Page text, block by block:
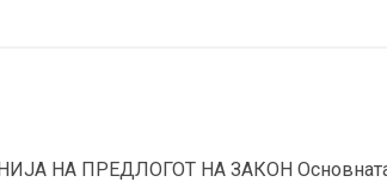
НА ПРЕДЛОГОТ НА ЗАКОН Основната